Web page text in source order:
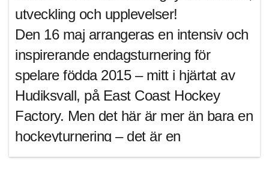
utveckling och upplevelser!
Den 16 maj arrangeras en intensiv och
inspirerande endagsturnering för
spelare födda 2015 – mitt i hjärtat av
Hudiksvall, på East Coast Hockey
Factory. Men det här är mer än bara en
hockeyturnering – det är en
helhetsupplevelse på Aktivitetsfabriken.